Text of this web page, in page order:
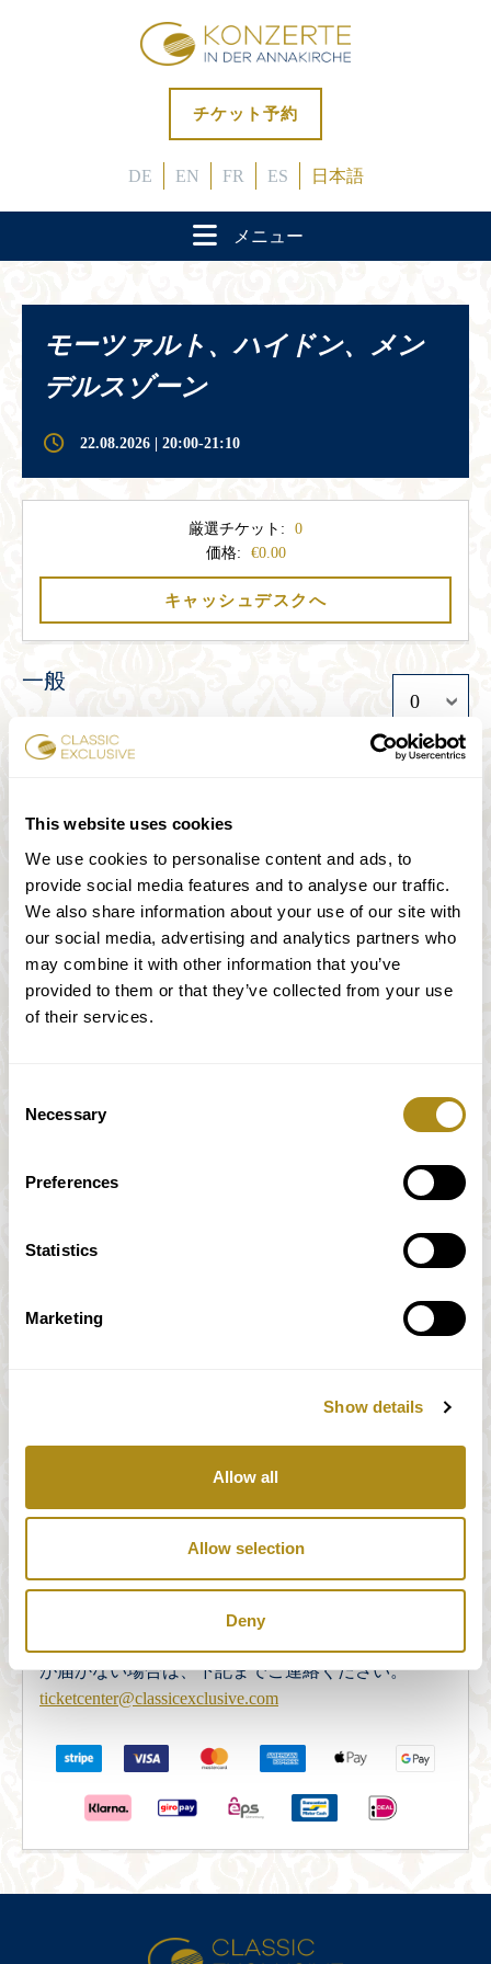
This website uses cookies
We use cookies to personalise content and ads, to
provide social media features and to analyse our traffic.
We also share information about your use of our site with
our social media, advertising and analytics partners who
may combine it with other information that you’ve
provided to them or that they’ve collected from your use
of their services.
Selection
Necessary
Preferences
Statistics
Marketing
Show details
Allow all
Allow selection
Deny
チケット予約
DE EN FR ES 日本語
メニュー
モーツァルト、ハイドン、メン
デルスゾーン
22.08.2026 | 20:00-21:10
厳選チケット:
0
価格:
0.00
キャッシュデスクへ
一般
シニア
27
弊社の決済システムは、STRIPE Paymentsによって完
セキュリティサーバーにリダイレクトされ、お支払
いが完了します。お支払いが完了しますと、ご予約
が届かない場合は、下記までご連絡ください。
ticketcenter@classicexclusive.com